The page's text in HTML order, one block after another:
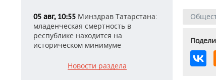
05 авг, 10:55 Минздрав Татарстана:
младенческая смертность в
республике находится на
историческом минимуме
Новости раздела